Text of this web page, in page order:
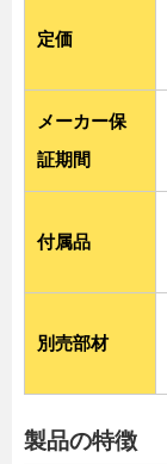
定価
メーカー保
証期間
付属品
別売部材
製品の特徴